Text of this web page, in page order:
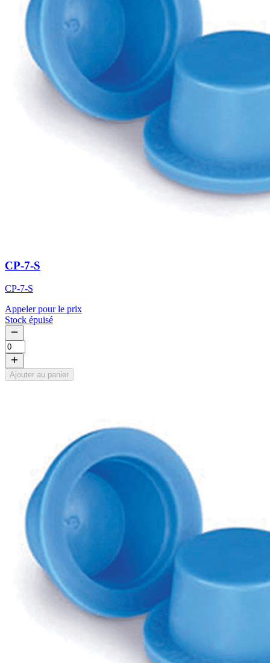
CP-7-S
CP-7-S
Appeler pour le prix
Stock épuisé
Ajouter au panier